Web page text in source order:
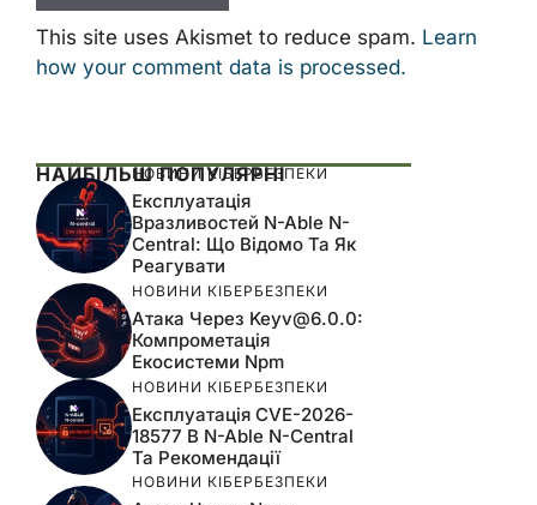
This site uses Akismet to reduce spam. Learn
how your comment data is processed.
НАЙБІЛЬШ ПОПУЛЯРНІ
НОВИНИ КІБЕРБЕЗПЕКИ
Експлуатація
Вразливостей N-Able N-
Central: Що Відомо Та Як
Реагувати
НОВИНИ КІБЕРБЕЗПЕКИ
Атака Через Keyv@6.0.0:
Компрометація
Екосистеми Npm
НОВИНИ КІБЕРБЕЗПЕКИ
Експлуатація CVE-2026-
18577 В N-Able N-Central
Та Рекомендації
НОВИНИ КІБЕРБЕЗПЕКИ